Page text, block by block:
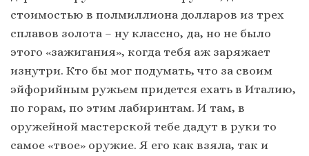
стоимостью в полмиллиона долларов из трех
сплавов золота – ну классно, да, но не было
этого «зажигания», когда тебя аж заряжает
изнутри. Кто бы мог подумать, что за своим
эйфорийным ружьем придется ехать в Италию,
по горам, по этим лабиринтам. И там, в
оружейной мастерской тебе дадут в руки то
самое «твое» оружие. Я его как взяла, так и